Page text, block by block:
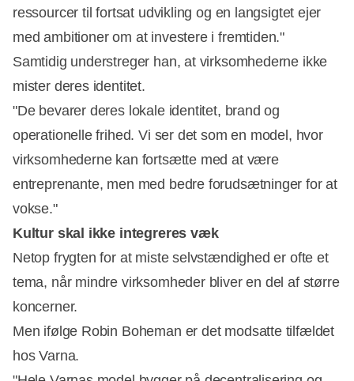
ressourcer til fortsat udvikling og en langsigtet ejer
med ambitioner om at investere i fremtiden."
Samtidig understreger han, at virksomhederne ikke
mister deres identitet.
"De bevarer deres lokale identitet, brand og
operationelle frihed. Vi ser det som en model, hvor
virksomhederne kan fortsætte med at være
entreprenante, men med bedre forudsætninger for at
vokse."
Kultur skal ikke integreres væk
Netop frygten for at miste selvstændighed er ofte et
tema, når mindre virksomheder bliver en del af større
koncerner.
Men ifølge Robin Boheman er det modsatte tilfældet
hos Varna.